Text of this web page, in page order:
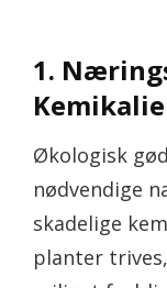
1.
Økologisk
nødvendige
skadelige
planter